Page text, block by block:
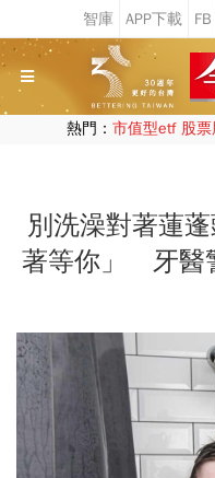
熱門： 市值型etf 股
別洗澡對著蓮
著等你」 牙醫